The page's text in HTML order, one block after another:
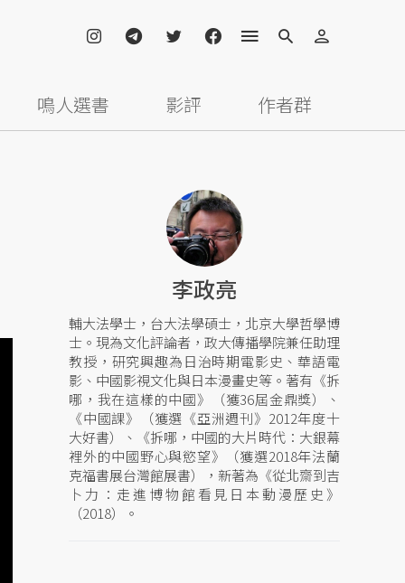
鳴人選書 影評 作者群
李政亮
輔大法學士，台大法學碩士，北京大學哲學博
士。現為文化評論者，政大傳播學院兼任助理
教授，研究興趣為日治時期電影史、華語電
影、中國影視文化與日本漫畫史等。著有《拆
哪，我在這樣的中國》（獲36屆金鼎獎）、
《中國課》（獲選《亞洲週刊》2012年度十
大好書）、《拆哪，中國的大片時代：大銀幕
裡外的中國野心與慾望》（獲選2018年法蘭
克福書展台灣館展書），新著為《從北齋到吉
卜力：走進博物館看見日本動漫歷史》
（2018）。